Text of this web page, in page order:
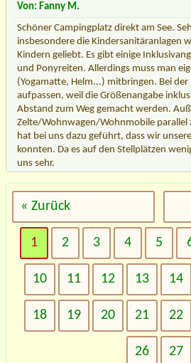
Von: Fanny M.
Schöner Campingplatz direkt am See.
insbesondere die Kindersanitäranlagen
Kindern geliebt. Es gibt einige
und Ponyreiten. Allerdings muss man
(Yogamatte, Helm...) mitbringen. Bei der
aufpassen, weil die Größenangabe
Abstand zum Weg gemacht werden.
Zelte/Wohnwagen/Wohnmobile parallel
hat bei uns dazu geführt, dass wir
konnten. Da es auf den Stellplätzen
uns sehr.
« Zurück
1 2 3 4 5
10 11 12 13 14
18 19 20 21 22
26 27